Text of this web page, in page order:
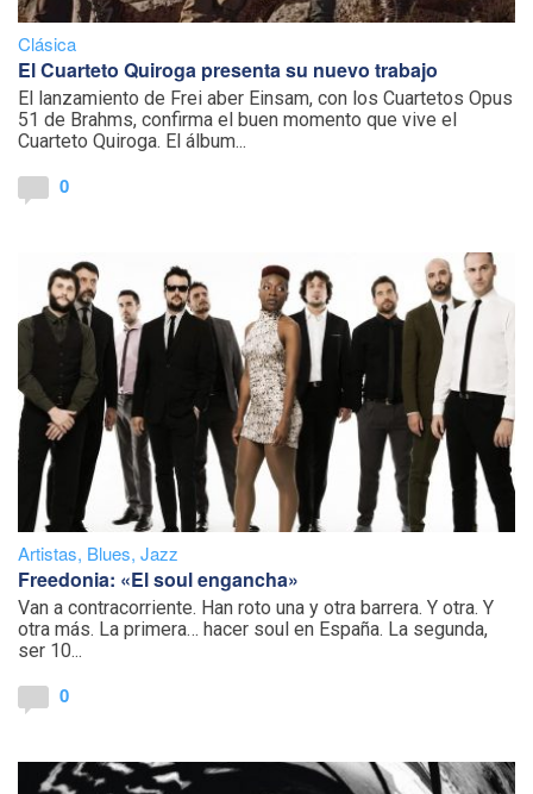
Clásica
El Cuarteto Quiroga presenta su nuevo trabajo
El lanzamiento de Frei aber Einsam, con los Cuartetos Opus
51 de Brahms, confirma el buen momento que vive el
Cuarteto Quiroga. El álbum...
0
Artistas, Blues, Jazz
Freedonia: «El soul engancha»
Van a contracorriente. Han roto una y otra barrera. Y otra. Y
otra más. La primera… hacer soul en España. La segunda,
ser 10...
0